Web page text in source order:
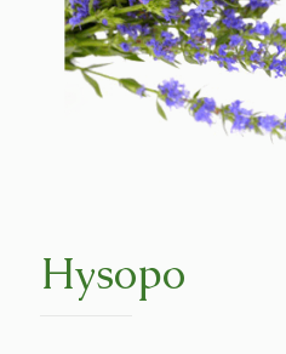
Hysopo